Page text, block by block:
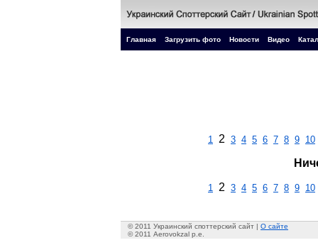
Главная Загрузить фото Новости Видео
1 2 3 4 5 6 7 8 9 10
1 2 3 4 5 6 7 8 9 10
© 2011 Украинский споттерский сайт | О сайте
© 2011 Aerovokzal p.e.